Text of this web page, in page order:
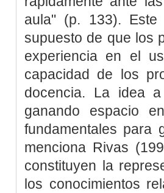
aula" (p. 133).
supuesto de que los
experiencia en el
capacidad de los
docencia. La idea
ganando espacio
fundamentales para
menciona Rivas
constituyen la
los conocimientos